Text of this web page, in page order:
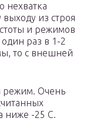
нехватка
из строя
и режимов
раз в 1-2
то с внешней
режим. Очень
ниже -25 С.